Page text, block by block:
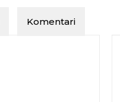
Komentari